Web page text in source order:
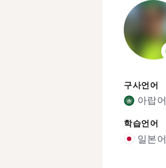
구사언어
아랍어
학습언어
일본어